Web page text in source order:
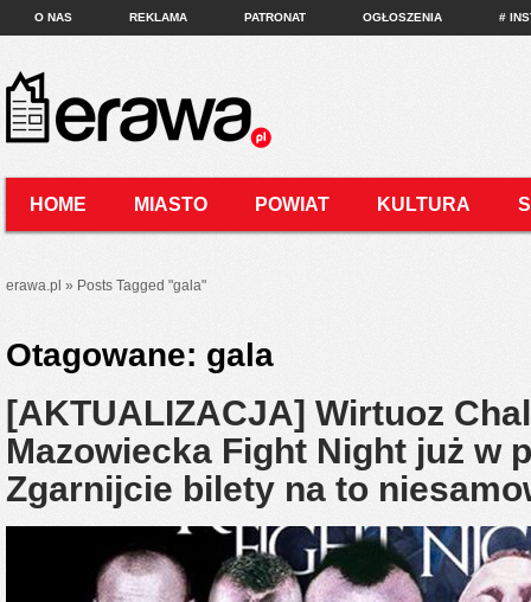
O NAS REKLAMA PATRONAT OGŁOSZENIA #
HOME MIASTO POWIAT KULTURA
erawa.pl » Posts Tagged "gala"
Otagowane: gala
[AKTUALIZACJA] Wirtuoz
Mazowiecka Fight Night już w
Zgarnijcie bilety na to